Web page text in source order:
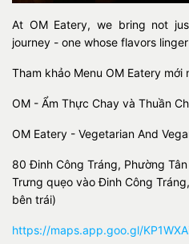
At OM Eatery, we bring not
journey - one whose flavors
Tham khảo Menu OM Eatery mới
OM - Ẩm Thực Chay và Thuần
OM Eatery - Vegetarian And
80 Đinh Công Tráng, Phường
Trưng quẹo vào Đinh Công
bên trái)
https://maps.app.goo.gl/